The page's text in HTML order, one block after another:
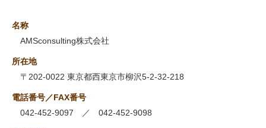
名称
AMSconsulting株式会社
所在地
〒202-0022 東京都西東京市柳沢5-2-32-218
電話番号／FAX番号
042-452-9097 ／ 042-452-9098